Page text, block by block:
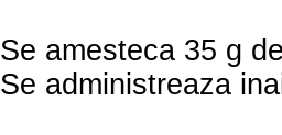
Se amesteca 35 g
Se administreaza